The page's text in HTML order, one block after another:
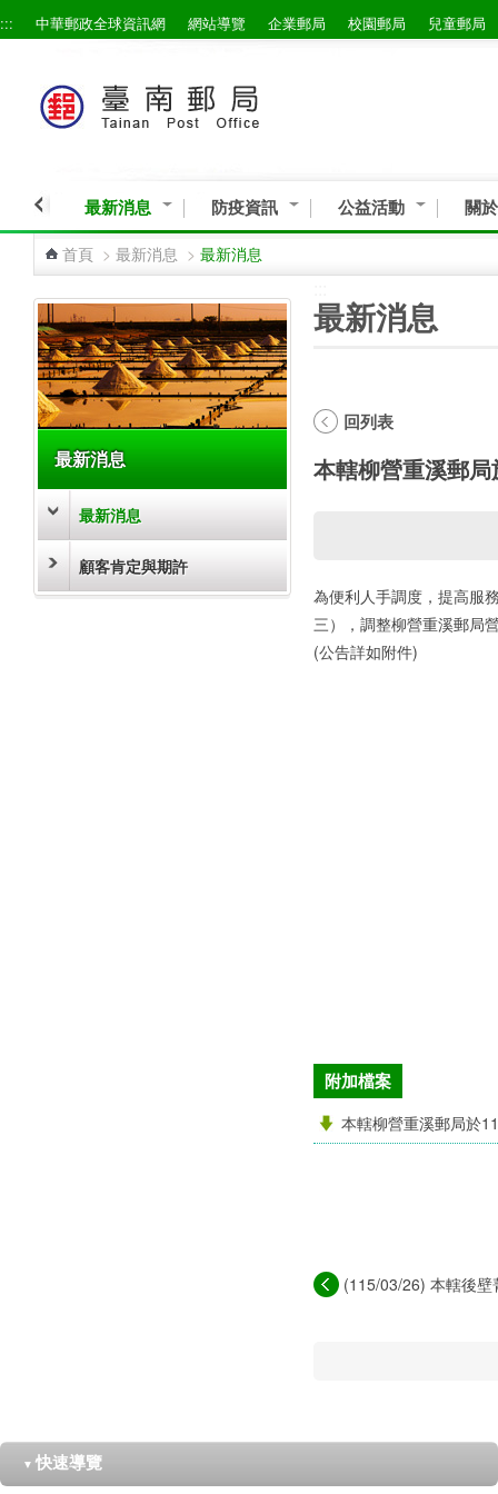
跳到主要內容區塊
::: 中華郵政全球資訊網 網站導覽 企業郵局 校園郵局 兒童郵局
最新消息 防疫資訊 公益活動 關
首頁 > 最新消息 > 最新消息
最新消息
最新消息
顧客肯定與期許
最新消息
回列表
本轄柳營重溪郵
為便利人手調度，提高服
三），調整柳營重溪郵局
(公告詳如附件)
附加檔案
本轄柳營重溪郵局於
(115/03/26) 本轄後
▼ 快速導覽